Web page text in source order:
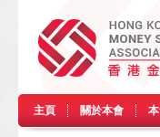
主頁 關於本會